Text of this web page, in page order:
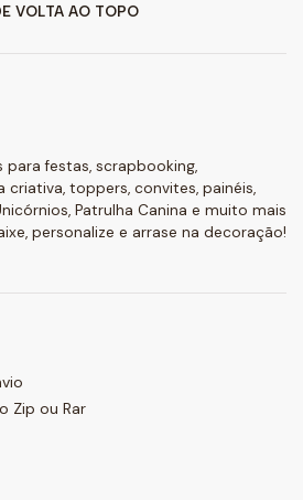
VOLTA AO TOPO
festas, scrapbooking,
criativa, toppers, convites, painéis,
Patrulha Canina e muito mais
personalize e arrase na decoração!
Zip ou Rar